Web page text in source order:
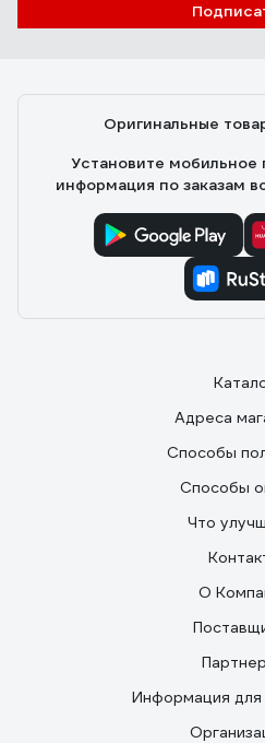
Оригинальные
Установите мобильное
информация по заказам
Адреса
Способы
Способы
Что
О
Информация для